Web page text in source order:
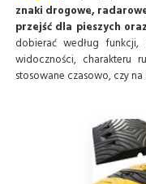
Światła
znaki drogowe,
przejść dla pieszych
dobierać według funkcji,
widoczności, charakteru
stosowane czasowo, czy na